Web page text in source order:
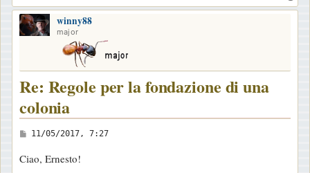
o
winny88
major
Re: Regole per la fondazione di una
colonia
M
s
11/05/2017, 7:27
Ciao, Ernesto!